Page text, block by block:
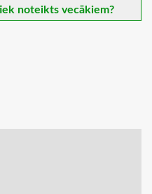
noteikts vecākiem?